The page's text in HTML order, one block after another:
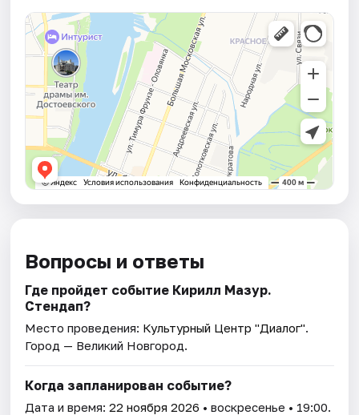
Вопросы и ответы
Где пройдет событие Кирилл Мазур.
Стендап?
Место проведения: Культурный Центр "Диалог"
Город — Великий Новгород.
Когда запланирован событие?
Дата и время:22 ноября 2026 • воскресенье • 19:00.